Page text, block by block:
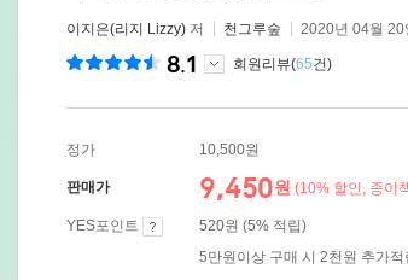
이지은(리지 Lizzy) 저 천그루숲 2020년 04월 20
8.1 회원리뷰(65건)
정가 10,500원
판매가 9,450원 (10% 할인, 종이
YES포인트
520원 (5% 적립)
5만원이상 구매 시 2천원 추가적